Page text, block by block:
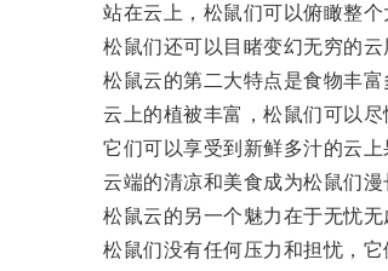
站在云上，松鼠们可以俯瞰整个
松鼠们还可以目睹变幻无穷的云
松鼠云的第二大特点是食物丰富
云上的植被丰富，松鼠们可以尽
它们可以享受到新鲜多汁的云上
云端的清凉和美食成为松鼠们漫
松鼠云的另一个魅力在于无忧无
松鼠们没有任何压力和担忧，它